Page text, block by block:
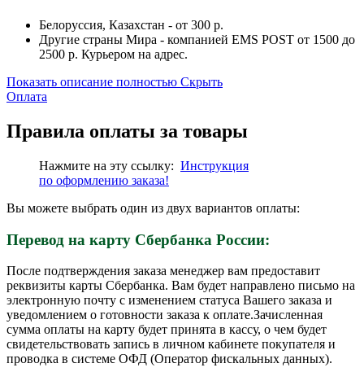
Белоруссия, Казахстан - от 300 р.
Другие страны Мира - компанией EMS POST от 1500 до
2500 р. Курьером на адрес.
Показать описание полностью Скрыть
Оплата
Правила оплаты за товары
Нажмите на эту ссылку: Инструкция
по оформлению заказа!
Вы можете выбрать один из двух вариантов оплаты:
Перевод на карту Сбербанка России:
После подтверждения заказа менеджер вам предоставит
реквизиты карты Сбербанка. Вам будет направлено письмо на
электронную почту с изменением статуса Вашего заказа и
уведомлением о готовности заказа к оплате.Зачисленная
сумма оплаты на карту будет принята в кассу, о чем будет
свидетельствовать запись в личном кабинете покупателя и
проводка в системе ОФД (Оператор фискальных данных).